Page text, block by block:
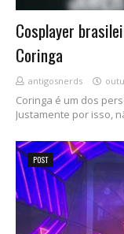
Cosplayer
Coringa
antigosnerds
Coringa é um dos
Justamente por isso,
POST